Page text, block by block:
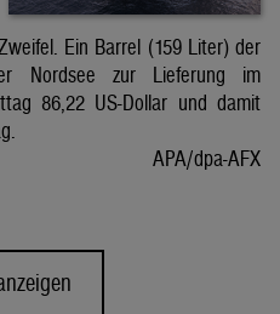
Ein Barrel (159 Liter) der
Nordsee zur Lieferung im
86,22 US-Dollar und damit
APA/dpa-AFX